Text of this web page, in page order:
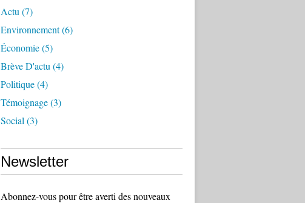
Actu (7)
Environnement(6)
Économie(5)
Brève D'actu (4)
Politique(4)
Témoignage(3)
Social (3)
Newsletter
Abonnez-vous pour être averti des nouveaux